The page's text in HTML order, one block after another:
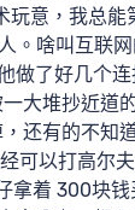
意，我总
啥叫互联网
做了好几个
大堆抄近道
还有的不知
可以打高尔
拿着 300块